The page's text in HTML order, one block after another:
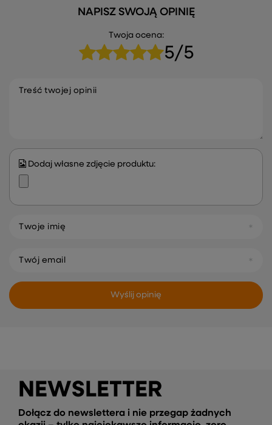
NAPISZ SWOJĄ OPINIĘ
Twoja ocena:
5/5
Treść twojej opinii
Dodaj własne zdjęcie produktu:
Twoje imię
Twój email
Wyślij opinię
NEWSLETTER
Dołącz do newslettera i nie przegap żadnych